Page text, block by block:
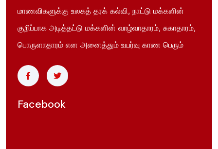
மாணவிகளுக்கு உலகத் தரக் கல்வி, நாட்டு மக்களின்
குறிப்பாக அடித்தட்டு மக்களின் வாழ்வாதாரம், சுகாதாரம்,
பொருளாதாரம் என அனைத்தும் உயர்வு காண பெரும்
Facebook